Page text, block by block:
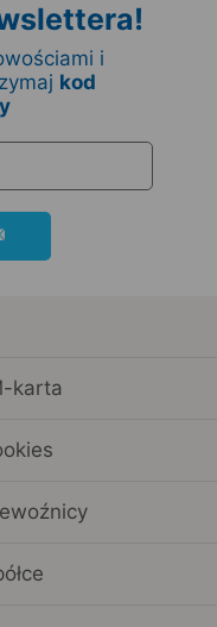
i
kod
karta